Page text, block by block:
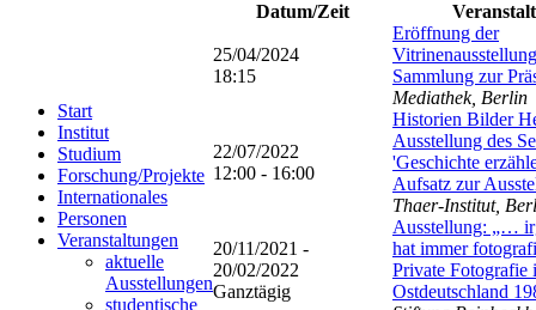
Start
Institut
Studium
Forschung/Projekte
Internationales
Personen
Veranstaltungen
aktuelle
Ausstellungen
studentische
Datum/Zeit
25/04/2024
18:15
Eröffnung der
Sammlung zur
Mediathek, Berlin
22/07/2022
12:00 - 16:00
Historien Bilder
Ausstellung des
'Geschichte
Aufsatz zur
Thaer-Institut,
20/11/2021 -
20/02/2022
Ganztägig
Ausstellung: „…
hat immer
Private Fotografie
Ostdeutschland